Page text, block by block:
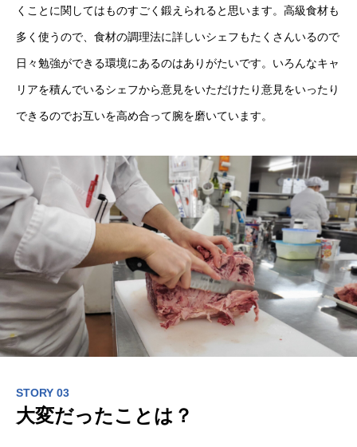
くことに関してはものすごく鍛えられると思います。高級食材も
多く使うので、食材の調理法に詳しいシェフもたくさんいるので
日々勉強ができる環境にあるのはありがたいです。いろんなキャ
リアを積んでいるシェフから意見をいただけたり意見をいったり
できるのでお互いを高め合って腕を磨いています。
STORY 03
大変だったことは？